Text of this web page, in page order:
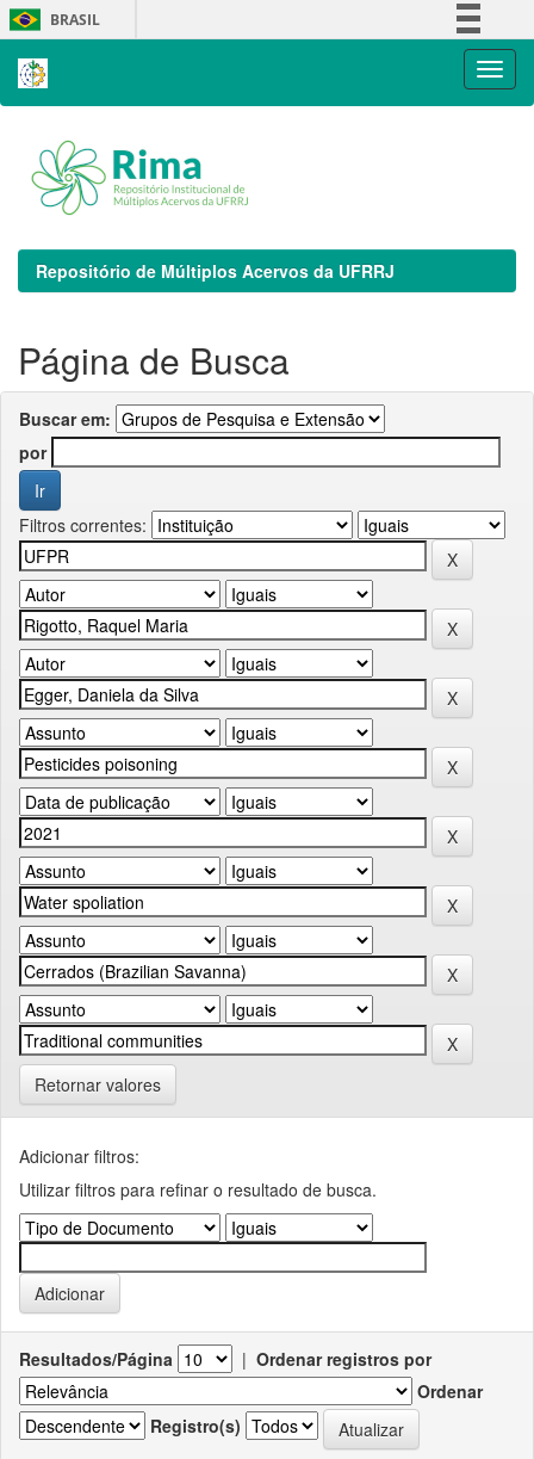
Skip
navigation
BRASIL
Repositório de Múltiplos Acervos da UFRRJ
Página de Busca
Buscar em:
por
Filtros correntes:
Retornar valores
Adicionar filtros:
Utilizar filtros para refinar o resultado de busca.
Resultados/Página | Ordenar registros por
Ordenar
Registro(s)